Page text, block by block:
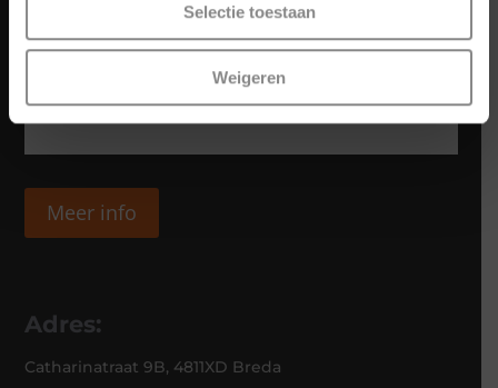
Selectie toestaan
Weigeren
Meer info
Adres:
Catharinatraat 9B, 4811XD Breda